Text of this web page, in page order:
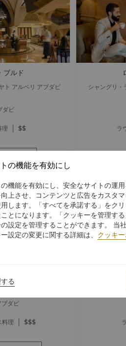
ブルド
ト アルベリ アブダビ
ダビ
理 $$
シャングリ・
ラ
フランス料理
ヤト アルベリ アブダビ
ブダビ
料理 $$$
シャング
の機能を有効にし
機能を有効にし、安全なサイトの運
上させ、コンテンツと広告をカスタ
します。「すべてを承諾する」をク
とになります。「クッキーを管理す
設定を管理することができます。 当
設定の変更に関する詳細は、 クッキ
る